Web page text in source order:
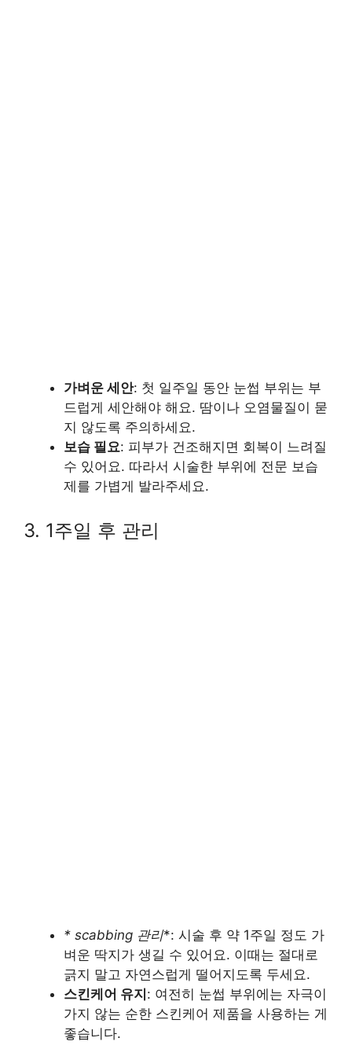
가벼운 세안: 첫 일주일 동안 눈썹 부위는 부
드럽게 세안해야 해요. 땀이나 오염물질이 묻
지 않도록 주의하세요.
보습 필요: 피부가 건조해지면 회복이 느려질
수 있어요. 따라서 시술한 부위에 전문 보습
제를 가볍게 발라주세요.
3. 1주일 후 관리
* scabbing 관리*: 시술 후 약 1주일 정도 가
벼운 딱지가 생길 수 있어요. 이때는 절대로
긁지 말고 자연스럽게 떨어지도록 두세요.
스킨케어 유지: 여전히 눈썹 부위에는 자극이
가지 않는 순한 스킨케어 제품을 사용하는 게
좋습니다.